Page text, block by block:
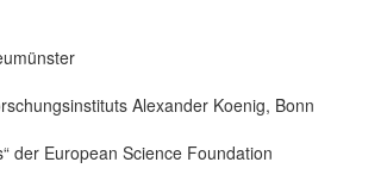
Alexander Koenig, Bonn
der European Science Foundation